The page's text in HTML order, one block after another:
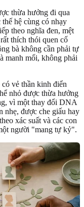
thừa hưởng đi qua
hệ cùng có nhạy
theo nghĩa đen, mệt
thích thói quen cố
bà không cần phải tự
manh mối, không phải
vẻ thần kinh điển
nhỏ được thừa hưởng
vì một thay đổi DNA
nhẹ, được che giấu hay
xác suất và các con
người "mang tự kỷ".